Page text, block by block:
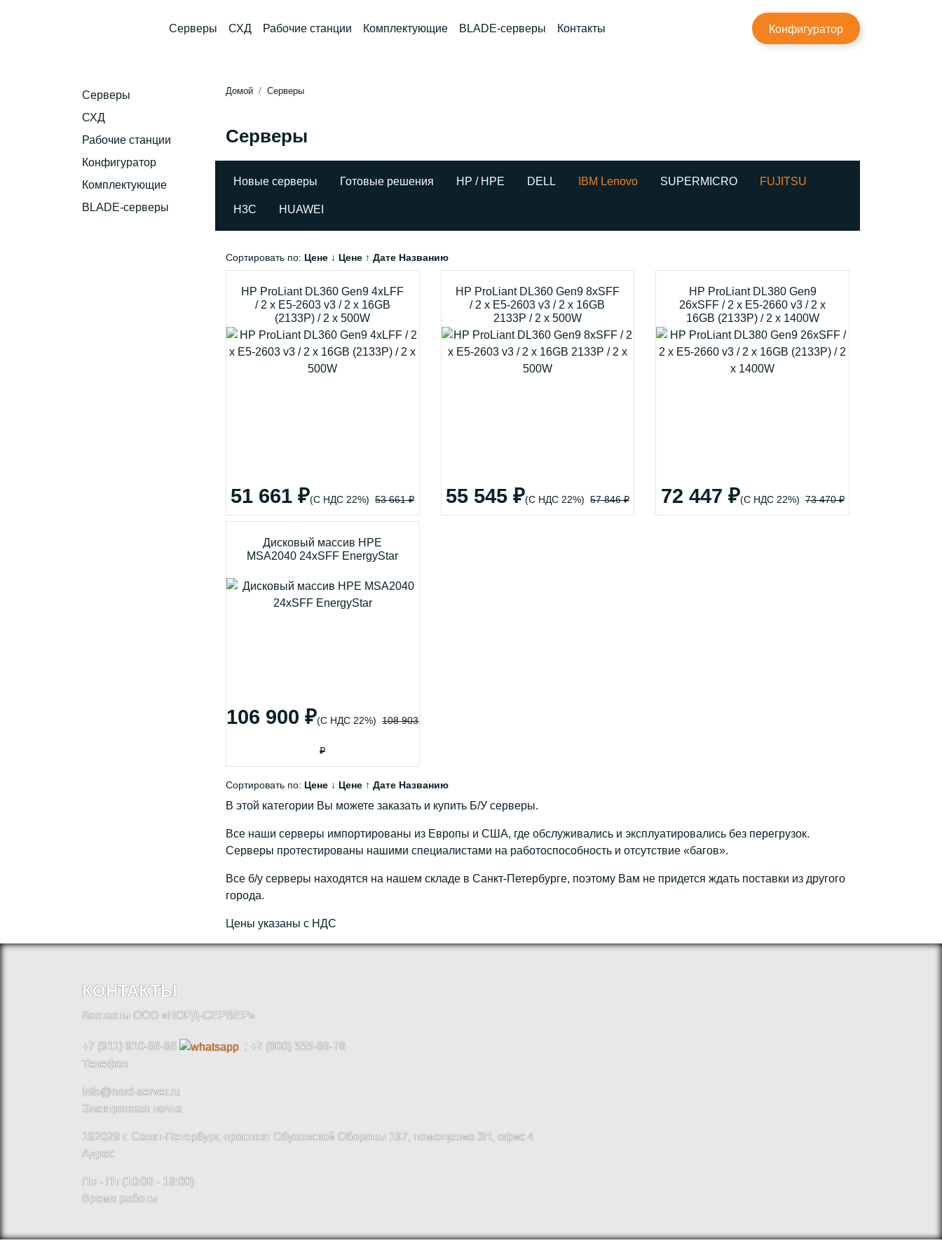
Серверы СХД Рабочие станции Комплектующие BLADE-серверы Контакты Конфигуратор
Серверы
СХД
Рабочие станции
Конфигуратор
Комплектующие
BLADE-серверы
Домой Серверы
Серверы
Новые серверы Готовые решения HP / HPE DELL IBM Lenovo SUPERMICRO FUJITSU
H3C HUAWEI
Сортировать по: Цене ↓ Цене ↑ Дате Названию
HP ProLiant DL360 Gen9 4xLFF
/ 2 x E5-2603 v3 / 2 x 16GB
(2133P) / 2 x 500W
51 661 ₽(С НДС 22%) 53 661 ₽
HP ProLiant DL360 Gen9 8xSFF
/ 2 x E5-2603 v3 / 2 x 16GB
2133P / 2 x 500W
55 545 ₽(С НДС 22%) 57 846 ₽
HP ProLiant DL380 Gen9
26xSFF / 2 x E5-2660 v3 / 2 x
16GB (2133P) / 2 x 1400W
72 447 ₽(С НДС 22%) 73 470 ₽
Дисковый массив HPE
MSA2040 24xSFF EnergyStar
106 900 ₽(С НДС 22%) 108 903
₽
Сортировать по: Цене ↓ Цене ↑ Дате Названию
В этой категории Вы можете заказать и купить Б/У серверы.
Все наши серверы импортированы из Европы и США, где обслуживались и эксплуатировались без перегрузок.
Серверы протестированы нашими специалистами на работоспособность и отсутствие «багов».
Все б/у серверы находятся на нашем складе в Санкт-Петербурге, поэтому Вам не придется ждать поставки из другого
города.
Цены указаны с НДС
КОНТАКТЫ
Контакты ООО «НОРД-СЕРВЕР»
+7 (911) 910-66-88
; +7 (800) 555-86-78
Телефон
info@nord-server.ru
Электронная почта
192029 г. Санкт-Петербург, проспект Обуховской Обороны 197, помещение 3Н, офис 4
Адрес
Пн - Пт (10:00 - 18:00)
Время работы